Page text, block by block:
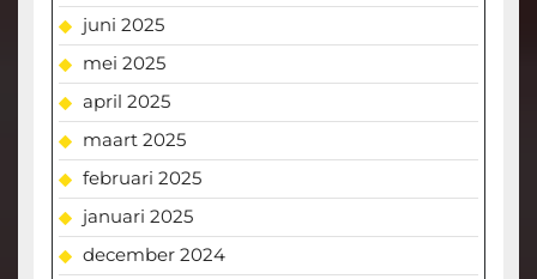
juni 2025
mei 2025
april 2025
maart 2025
februari 2025
januari 2025
december 2024